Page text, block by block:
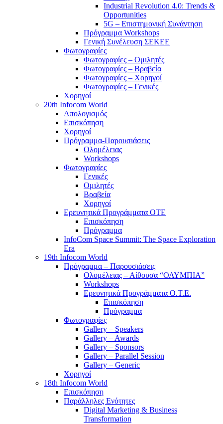
Industrial Revolution 4.0: Trends &
Opportunities
5G – Επιστημονική Συνάντηση
Πρόγραμμα Workshops
Γενική Συνέλευση ΣΕΚΕΕ
Φωτογραφίες
Φωτογραφίες – Ομιλητές
Φωτογραφίες – Βραβεία
Φωτογραφίες – Χορηγοί
Φωτογραφίες – Γενικές
Χορηγοί
20th Infocom World
Απολογισμός
Επισκόπηση
Χορηγοί
Πρόγραμμα-Παρουσιάσεις
Ολομέλειας
Workshops
Φωτογραφίες
Γενικές
Ομιλητές
Βραβεία
Χορηγοί
Ερευνητικά Προγράμματα ΟΤΕ
Επισκόπηση
Πρόγραμμα
InfoCom Space Summit: The Space Exploration
Era
19th Infocom World
Πρόγραμμα – Παρουσιάσεις
Ολομέλειας – Αίθουσα “ΟΛΥΜΠΙΑ”
Workshops
Ερευνητικά Προγράμματα Ο.Τ.Ε.
Επισκόπηση
Πρόγραμμα
Φωτογραφίες
Gallery – Speakers
Gallery – Awards
Gallery – Sponsors
Gallery – Parallel Session
Gallery – Generic
Χορηγοί
18th Infocom World
Επισκόπηση
Παράλληλες Ενότητες
Digital Marketing & Business
Transformation